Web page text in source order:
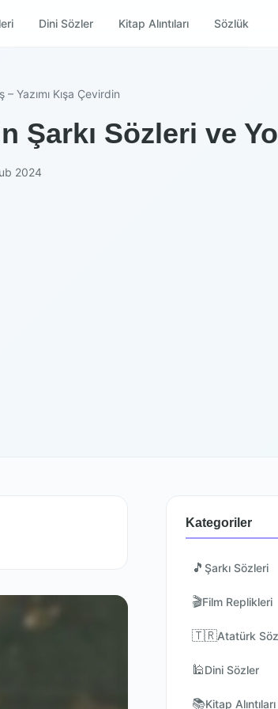
Dini Sözler Kitap Alıntıları Sözlük
– Yazımı Kışa Çevirdin
Şarkı Sözleri ve
2024
Kategoriler
🎵 Şarkı Sözleri
🎬Film Replikleri
🇹🇷Atatürk
🕌Dini Sözler
📚Kitap Alıntıları